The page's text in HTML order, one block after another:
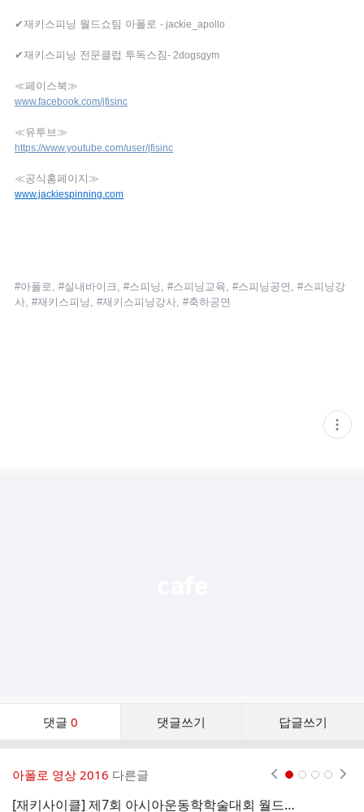
✔재키스피닝 월드쇼팀 아폴로 - jackie_apollo
✔재키스피닝 전문클럽 투독스짐- 2dogsgym
≪페이스북≫
www.facebook.com/jfisinc
≪유투브≫
https://www.youtube.com/user/jfisinc
≪공식홈페이지≫
www.jackiespinning.com
#아폴로, #실내바이크, #스피닝, #스피닝교육, #스피닝공연, #스피닝강
사, #재키스피닝, #재키스피닝강사, #축하공연
현
재
댓글 0 댓글쓰기 답글쓰기
댓
아폴로 영상 2016 다른글
[재키사이클] 제7회 아시아운동학학술대회 월드쇼팀 아폴로 초청공연 영상